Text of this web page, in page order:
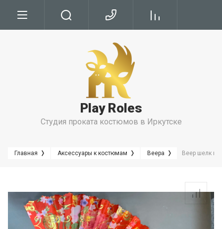
Условия Бронирования
Play Roles
Студия проката костюмов в Иркутске
Главная Аксессуары к костюмам Веера Веер шелк